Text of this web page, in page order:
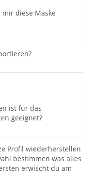
diese Maske
ist für das
geeignet?
Profil wiederherstellen
bestimmen was alles
erwischt du am